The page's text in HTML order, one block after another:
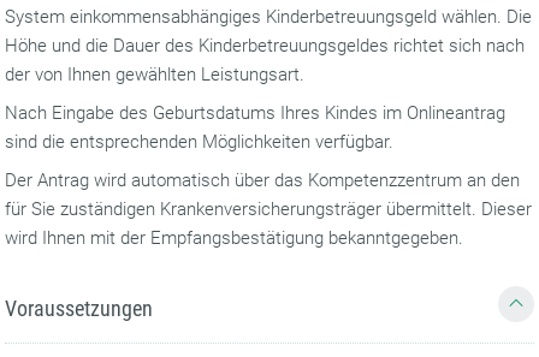
System einkommensabhängiges Kinderbetreuungsgeld wählen. Die
Höhe und die Dauer des Kinderbetreuungsgeldes richtet sich nach
der von Ihnen gewählten Leistungsart.
Nach Eingabe des Geburtsdatums Ihres Kindes im Onlineantrag
sind die entsprechenden Möglichkeiten verfügbar.
Der Antrag wird automatisch über das Kompetenzzentrum an den
für Sie zuständigen Krankenversicherungsträger übermittelt. Dieser
wird Ihnen mit der Empfangsbestätigung bekanntgegeben.
Voraussetzungen